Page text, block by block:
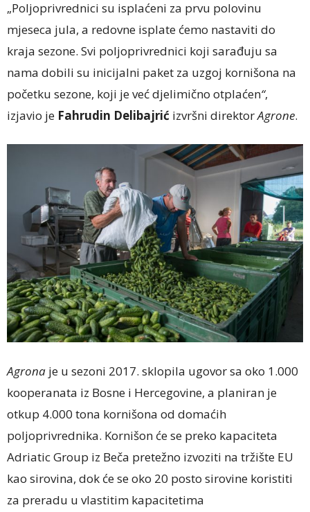
„Poljoprivrednici su isplaćeni za prvu polovinu
mjeseca jula, a redovne isplate ćemo nastaviti do
kraja sezone. Svi poljoprivrednici koji sarađuju sa
nama dobili su inicijalni paket za uzgoj kornišona na
početku sezone, koji je već djelimično otplaćen“,
izjavio je Fahrudin Delibajrić izvršni direktorAgrone.
Agrona je u sezoni 2017. sklopila ugovor sa oko 1.000
kooperanata iz Bosne i Hercegovine, a planiran je
otkup 4.000 tona kornišona od domaćih
poljoprivrednika. Kornišon će se preko kapaciteta
Adriatic Group iz Beča pretežno izvoziti na tržište EU
kao sirovina, dok će se oko 20 posto sirovine koristiti
za preradu u vlastitim kapacitetima